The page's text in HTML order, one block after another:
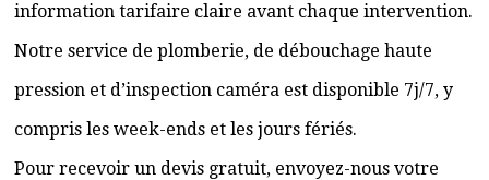
information tarifaire claire avant chaque intervention.
Notre service de plomberie, de débouchage haute
pression et d’inspection caméra est disponible 7j/7, y
compris les week-ends et les jours fériés.
Pour recevoir un devis gratuit, envoyez-nous votre